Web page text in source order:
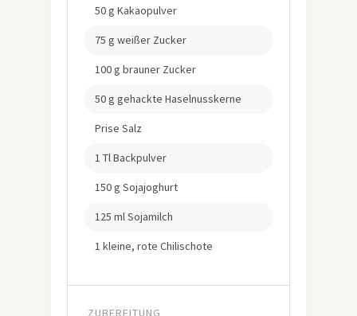
50 g Kakaopulver
75 g weißer Zucker
100 g brauner Zucker
50 g gehackte Haselnusskerne
Prise Salz
1 Tl Backpulver
150 g Sojajoghurt
125 ml Sojamilch
1 kleine, rote Chilischote
ZUBEREITUNG